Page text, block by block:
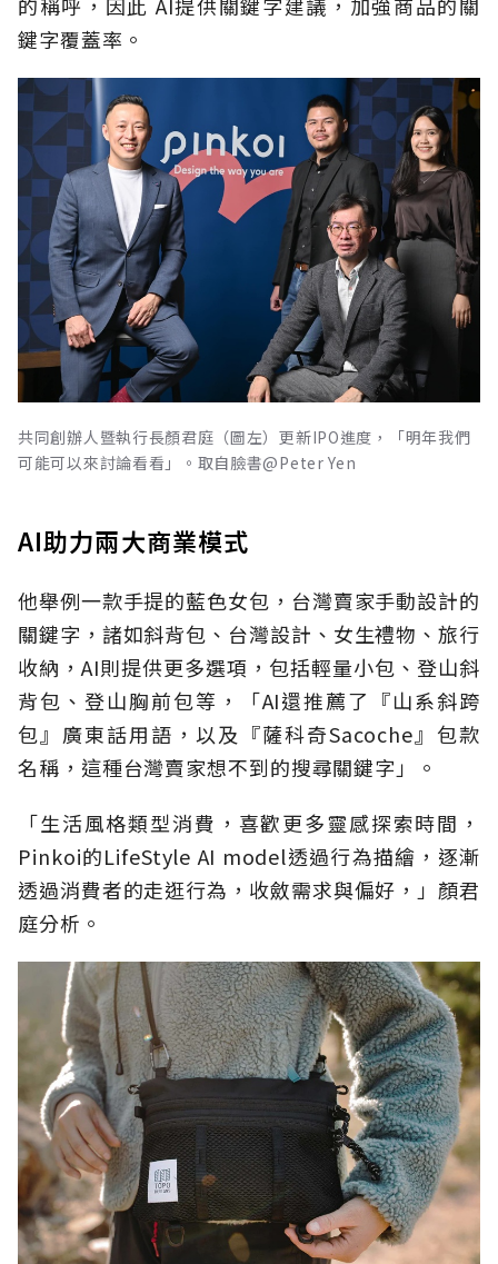
鍵字覆蓋率。
共同創辦人暨執行長顏君庭（圖左）更新IPO進度，「明年我們
可能可以來討論看看」。取自臉書@Peter Yen
AI助力兩大商業模式
他舉例一款手提的藍色女包，台灣賣家手動設計的
關鍵字，諸如斜背包、台灣設計、女生禮物、旅行
收納，AI則提供更多選項，包括輕量小包、登山斜
背包、登山胸前包等，「AI還推薦了『山系斜跨
包』廣東話用語，以及『薩科奇Sacoche』包款
名稱，這種台灣賣家想不到的搜尋關鍵字」。
「生活風格類型消費，喜歡更多靈感探索時間，
Pinkoi的LifeStyle AI model透過行為描繪，逐漸
透過消費者的走逛行為，收斂需求與偏好，」顏君
庭分析。